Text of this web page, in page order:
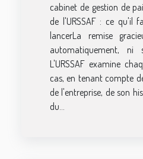
cabinet de gestion de
de l'URSSAF : ce qu'il
lancerLa remise
automatiquement, ni
L'URSSAF examine
cas, en tenant compte
de l'entreprise, de son
du...